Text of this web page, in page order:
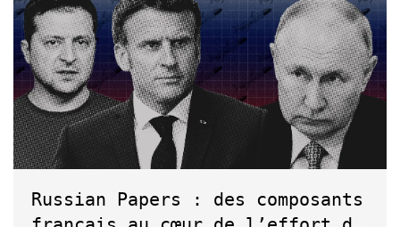
Russian Papers : des composants